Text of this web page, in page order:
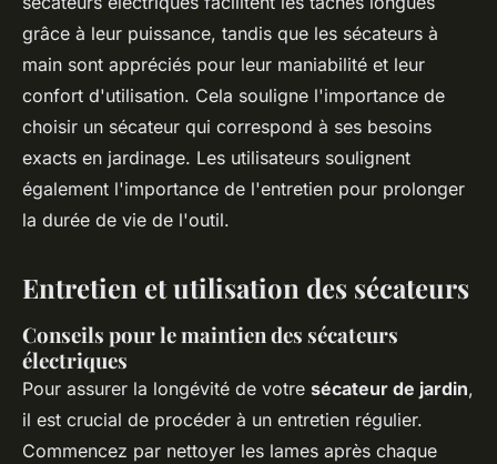
grâce à leur puissance, tandis que les sécateurs à
main sont appréciés pour leur maniabilité et leur
confort d'utilisation. Cela souligne l'importance de
choisir un sécateur qui correspond à ses besoins
exacts en jardinage. Les utilisateurs soulignent
également l'importance de l'entretien pour prolonger
la durée de vie de l'outil.
Entretien et utilisation des sécateurs
Conseils pour le maintien des sécateurs
électriques
Pour assurer la longévité de votre sécateur de jardin,
il est crucial de procéder à un entretien régulier.
Commencez par nettoyer les lames après chaque